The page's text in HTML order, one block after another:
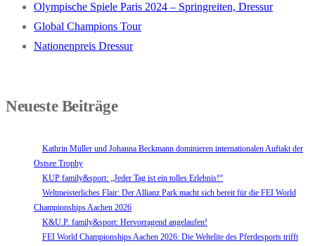
Olympische Spiele Paris 2024 – Springreiten, Dressur
Global Champions Tour
Nationenpreis Dressur
Neueste Beiträge
Kathrin Müller und Johanna Beckmann dominieren internationalen Auftakt der
Ostsee Trophy
KUP family&sport: „Jeder Tag ist ein tolles Erlebnis!“
Weltmeisterliches Flair: Der Allianz Park macht sich bereit für die FEI World
Championships Aachen 2026
K&U.P. family&sport: Hervorragend angelaufen!
FEI World Championships Aachen 2026: Die Weltelite des Pferdesports trifft